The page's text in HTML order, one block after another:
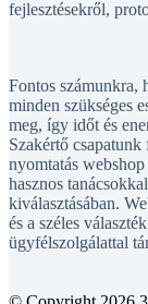
minden szükséges
meg, így időt és
Szakértő
nyomtatás webshop
hasznos
kiválasztásában.
és a széles
ügyfélszolgálattal